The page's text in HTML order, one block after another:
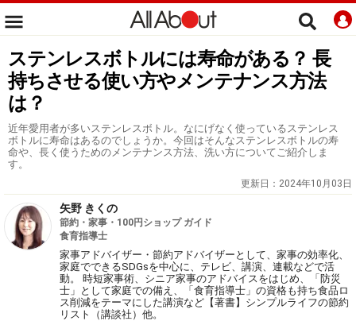
ステンレスボトルには寿命がある？ 長
持ちさせる使い方やメンテナンス方法
は？
近年愛用者が多いステンレスボトル。なにげなく使っているステンレス
ボトルに寿命はあるのでしょうか。今回はそんなステンレスボトルの寿
命や、長く使うためのメンテナンス方法、洗い方についてご紹介しま
す。
更新日： 2024年10月03日
矢野 きくの
節約・家事・100円ショップ ガイド
食育指導士
家事アドバイザー・節約アドバイザーとして、家事の効率化、
家庭でできるSDGsを中心に、テレビ、講演、連載などで活
動。 時短家事術、シニア家事のアドバイスをはじめ、「防災
士」として家庭での備え、「食育指導士」の資格も持ち食品ロ
ス削減をテーマにした講演など【著書】シンプルライフの節約
リスト（講談社）他。